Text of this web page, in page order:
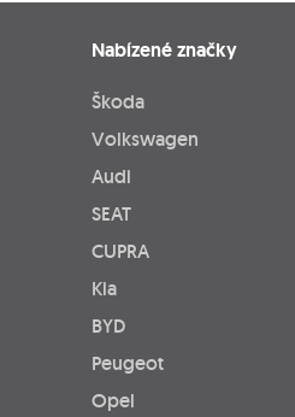
Nabízené značky
Škoda
Volkswagen
Audi
SEAT
CUPRA
Kia
BYD
Peugeot
Opel